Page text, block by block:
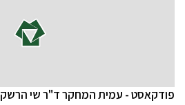
פודקאסט - עמית המחקר ד"ר שי